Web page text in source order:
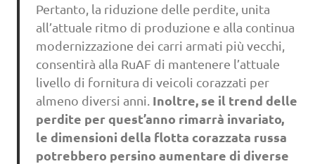
Pertanto, la riduzione delle perdite, unita
all’attuale ritmo di produzione e alla continua
modernizzazione dei carri armati più vecchi,
consentirà alla RuAF di mantenere l’attuale
livello di fornitura di veicoli corazzati per
almeno diversi anni. Inoltre, se il trend delle
perdite per quest’anno rimarrà invariato,
le dimensioni della flotta corazzata russa
potrebbero persino aumentare di diverse